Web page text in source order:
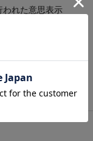
われた意思表示
。